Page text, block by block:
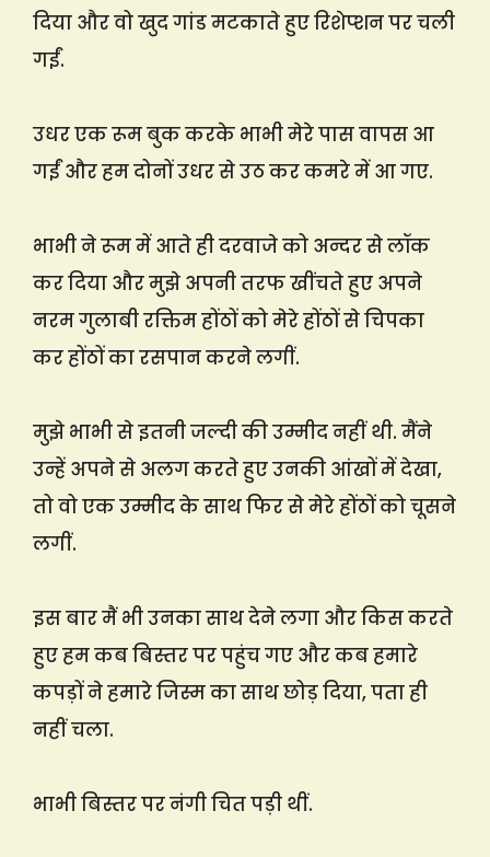
दिया और वो खुद गांड मटकाते हुए रिशेप्शन पर चली
गईं.
उधर एक रूम बुक करके भाभी मेरे पास वापस आ
गईं और हम दोनों उधर से उठ कर कमरे में आ गए.
भाभी ने रूम में आते ही दरवाजे को अन्दर से लॉक
कर दिया और मुझे अपनी तरफ खींचते हुए अपने
नरम गुलाबी रक्तिम होंठों को मेरे होंठों से चिपका
कर होंठों का रसपान करने लगीं.
मुझे भाभी से इतनी जल्दी की उम्मीद नहीं थी. मैंने
उन्हें अपने से अलग करते हुए उनकी आंखों में देखा,
तो वो एक उम्मीद के साथ फिर से मेरे होंठों को चूसने
लगीं.
इस बार मैं भी उनका साथ देने लगा और किस करते
हुए हम कब बिस्तर पर पहुंच गए और कब हमारे
कपड़ों ने हमारे जिस्म का साथ छोड़ दिया, पता ही
नहीं चला.
भाभी बिस्तर पर नंगी चित पड़ी थीं.